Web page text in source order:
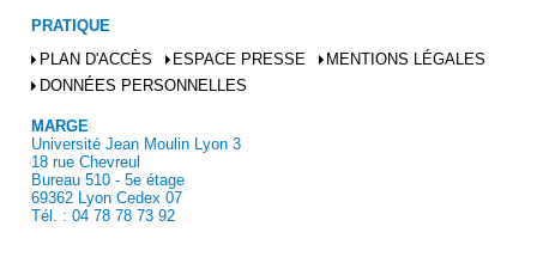
PRATIQUE
PLAN D'ACCÈS
ESPACE PRESSE
MENTIONS LÉGALES
DONNÉES PERSONNELLES
MARGE
Université Jean Moulin Lyon 3
18 rue Chevreul
Bureau 510 - 5e étage
69362 Lyon Cedex 07
Tél. : 04 78 78 73 92